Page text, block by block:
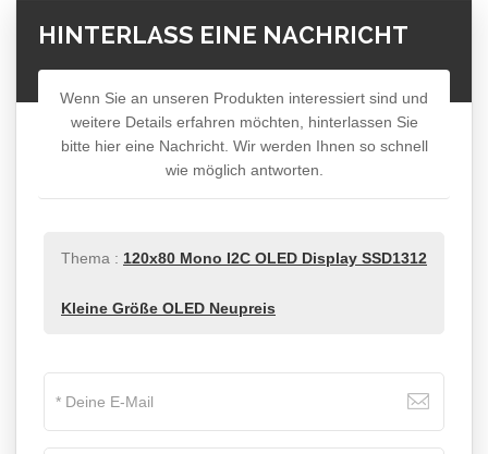
HINTERLASS EINE NACHRICHT
Wenn Sie an unseren Produkten interessiert sind und
weitere Details erfahren möchten, hinterlassen Sie
bitte hier eine Nachricht. Wir werden Ihnen so schnell
wie möglich antworten.
Thema : 120x80 Mono I2C OLED Display SSD1312
Kleine Größe OLED Neupreis